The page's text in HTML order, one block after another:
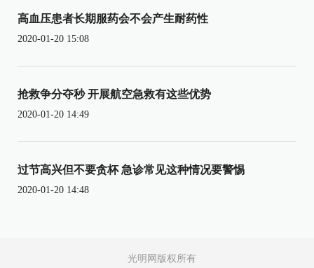
高血压患者长期服药会不会产生耐药性
2020-01-20 15:08
抢救争分夺秒 开展航空急救有这些优势
2020-01-20 14:49
过节高兴但不要贪杯 急诊常见这种情况要警惕
2020-01-20 14:48
光明网版权所有